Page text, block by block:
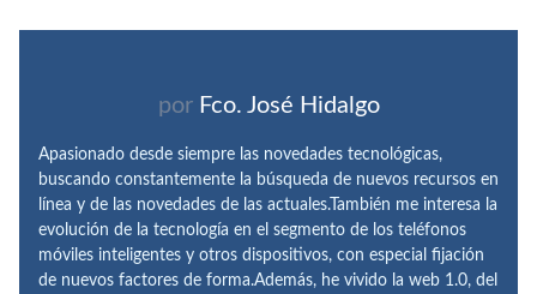
por Fco. José Hidalgo
Apasionado desde siempre las novedades tecnológicas,
buscando constantemente la búsqueda de nuevos recursos en
línea y de las novedades de las actuales.También me interesa la
evolución de la tecnología en el segmento de los teléfonos
móviles inteligentes y otros dispositivos, con especial fijación
de nuevos factores de forma.Además, he vivido la web 1.0, del